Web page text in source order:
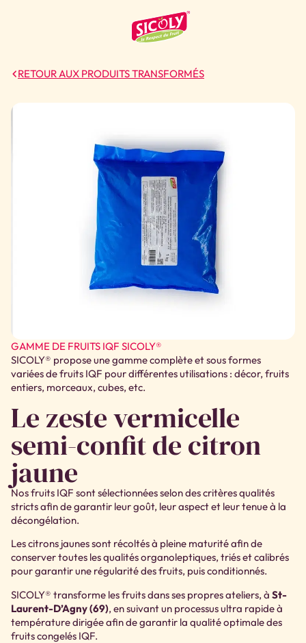
RETOUR AUX PRODUITS TRANSFORMÉS
GAMME DE FRUITS IQF SICOLY®
SICOLY® propose une gamme complète et sous formes
variées de fruits IQF pour différentes utilisations : décor, fruits
entiers, morceaux, cubes, etc.
Le zeste vermicelle
semi-confit de citron
jaune
Nos fruits IQF sont sélectionnées selon des critères qualités
stricts afin de garantir leur goût, leur aspect et leur tenue à la
décongélation.
Les citrons jaunes sont récoltés à pleine maturité afin de
conserver toutes les qualités organoleptiques, triés et calibrés
pour garantir une régularité des fruits, puis conditionnés.
SICOLY® transforme les fruits dans ses propres ateliers, à St-
Laurent-D’Agny (69), en suivant un processus ultra rapide à
température dirigée afin de garantir la qualité optimale des
fruits congelés IQF.